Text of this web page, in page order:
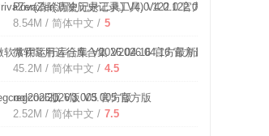
PrivaZer(清除历史记录工具) V4.0.122.0 官方版
8.54M / 简体中文 / 5
微软常用运行库合集 V2026.04.16 官方最新版
45.2M / 简体中文 / 4.5
regcool2026版 V3.005 官方版
2.52M / 简体中文 / 7.5